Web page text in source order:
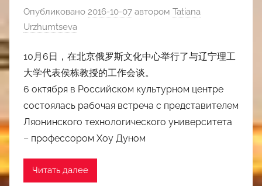
Опубликовано 2016-10-07 автором Tatiana
Urzhumtseva
10月6日，在北京俄罗斯文化中心举行了与辽宁理工
大学代表侯栋教授的工作会谈。
6 октября в Российском культурном центре
состоялась рабочая встреча с представителем
Ляонинского технологического университета
– профессором Хоу Дуном
Читать далее